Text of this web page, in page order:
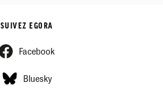
SUIVEZ EGORA
Facebook
Bluesky